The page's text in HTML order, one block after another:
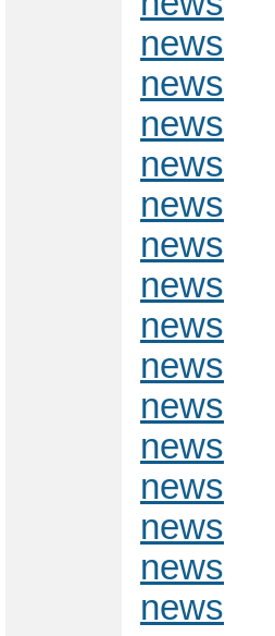
news
news
news
news
news
news
news
news
news
news
news
news
news
news
news